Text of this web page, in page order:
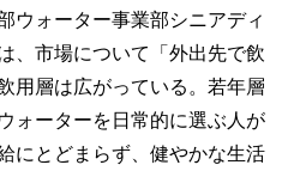
ウォーター事業部シニアディ
、市場について「外出先で飲
用層は広がっている。若年層
ォーターを日常的に選ぶ人が
にとどまらず、健やかな生活